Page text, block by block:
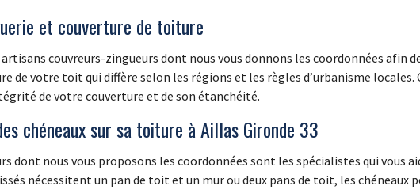
et couverture de toiture
artisans couvreurs-zingueurs dont nous vous donnons les coordonnées afin
de votre toit qui diffère selon les régions et les règles d’urbanisme
de votre couverture et de son étanchéité.
chéneaux sur sa toiture à Aillas Gironde 33
dont nous vous proposons les coordonnées sont les spécialistes qui vous
nécessitent un pan de toit et un mur ou deux pans de toit, les chéneaux